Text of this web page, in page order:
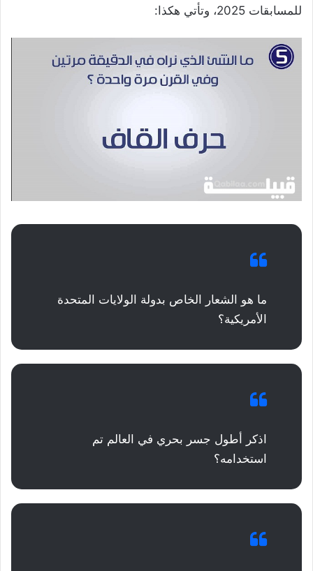
للمسابقات 2025، وتأتي هكذا:
ما هو الشعار الخاص بدولة الولايات المتحدة
الأمريكية؟
اذكر أطول جسر بحري في العالم تم
استخدامه؟